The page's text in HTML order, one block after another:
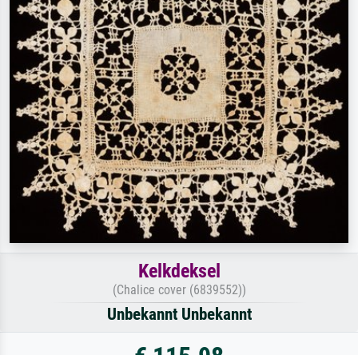
Kelkdeksel
(Chalice cover (6839552))
Unbekannt Unbekannt